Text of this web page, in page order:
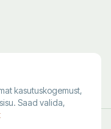
kasutuskogemust,
Saad valida,